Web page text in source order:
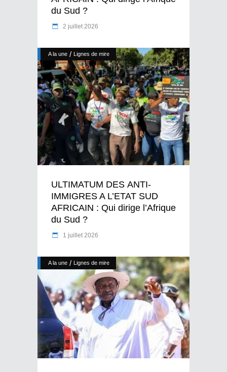
du Sud ?
2 juillet 2026
A la une / Lignes de mire
ULTIMATUM DES ANTI-
IMMIGRES A L’ETAT SUD
AFRICAIN : Qui dirige l’Afrique
du Sud ?
1 juillet 2026
A la une / Lignes de mire